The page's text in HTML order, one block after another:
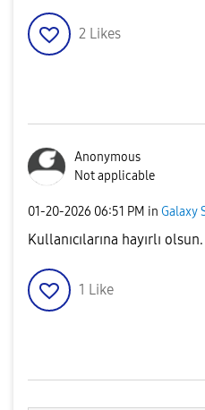
2 Likes
Anonymous
Not applicable
‎01-20-2026 06:51 PM in Galaxy
Kullanıcılarına hayırlı olsun.
1 Like